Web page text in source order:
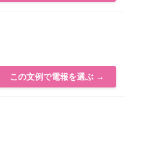
この文例で電報を選ぶ →